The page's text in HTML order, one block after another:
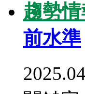
趨勢情
前水準